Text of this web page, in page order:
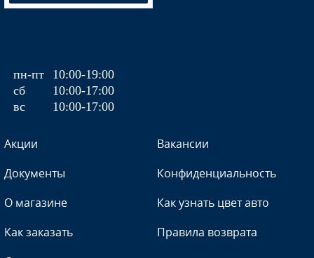
пн-пт 10:00-19:00
сб
10:00-17:00
вс
10:00-17:00
Акции
Вакансии
Документы
Конфиденциальность
О магазине
Как узнать цвет авто
Как заказать
Правила возврата